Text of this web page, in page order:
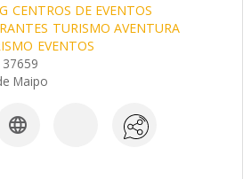
CENTROS DE EVENTOS
TURISMO AVENTURA
EVENTOS
Maipo
